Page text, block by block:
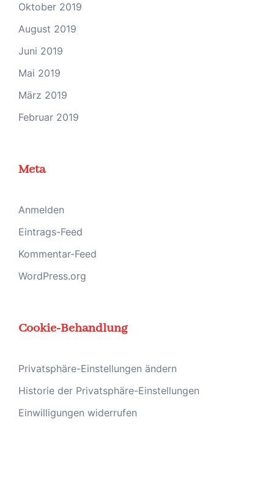
Oktober 2019
August 2019
Juni 2019
Mai 2019
März 2019
Februar 2019
Meta
Anmelden
Eintrags-Feed
Kommentar-Feed
WordPress.org
Cookie-Behandlung
Privatsphäre-Einstellungen ändern
Historie der Privatsphäre-Einstellungen
Einwilligungen widerrufen